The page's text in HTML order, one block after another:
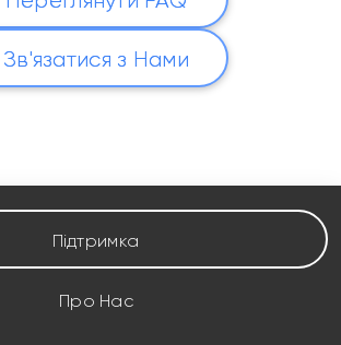
Зв'язатися з Нами
Підтримка
Про Нас